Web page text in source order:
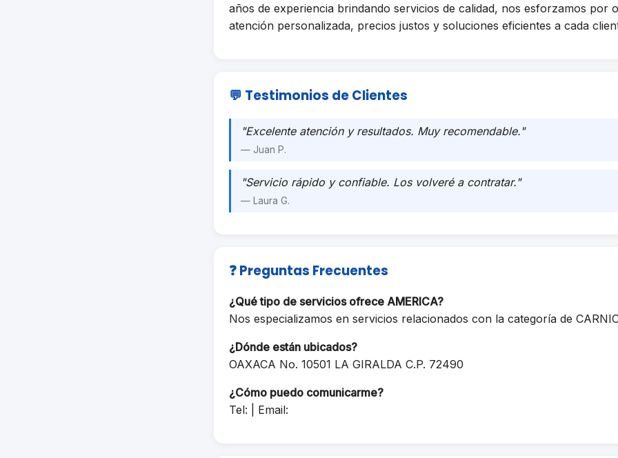
años de experiencia brindando servicios de calidad, nos esforzamos por
atención personalizada, precios justos y soluciones eficientes a cada
💬 Testimonios de Clientes
"Excelente atención y resultados. Muy recomendable."
— Juan P.
"Servicio rápido y confiable. Los volveré a contratar."
— Laura G.
❓ Preguntas Frecuentes
¿Qué tipo de servicios ofrece AMERICA?
Nos especializamos en servicios relacionados con la categoría de
¿Dónde están ubicados?
OAXACA No. 10501 LA GIRALDA C.P. 72490
¿Cómo puedo comunicarme?
Tel: | Email: